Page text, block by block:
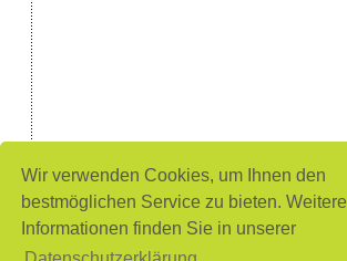
Wir verwenden Cookies, um Ihnen den
bestmöglichen Service zu bieten. Weitere
Informationen finden Sie in unserer